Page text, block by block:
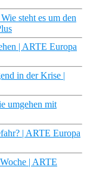
steht es um den
| ARTE Europa
in der Krise |
umgehen mit
| ARTE Europa
| ARTE